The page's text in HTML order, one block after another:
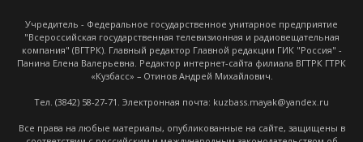
Учредитель - Федеральное государственное унитарное предприятие
"Всероссийская государственная телевизионная и радиовещательная
компания" (ВГТРК). Главный редактор Главной редакции ГИК "Россия" -
Панина Елена Валерьевна. Редактор интернет-сайта филиала ВГТРК ГТРК
«Кузбасс» – Отинов Андрей Михайлович.
Тел. (3842) 58-27-71. Электронная почта: kuzbass.mayak@yandex.ru
Все права на любые материалы, опубликованные на сайте, защищены в